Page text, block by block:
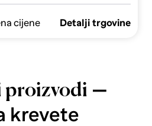
cijene Detalji trgovine
proizvodi —
krevete